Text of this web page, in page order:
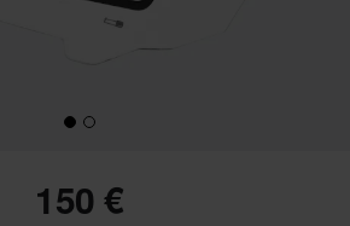
150 €